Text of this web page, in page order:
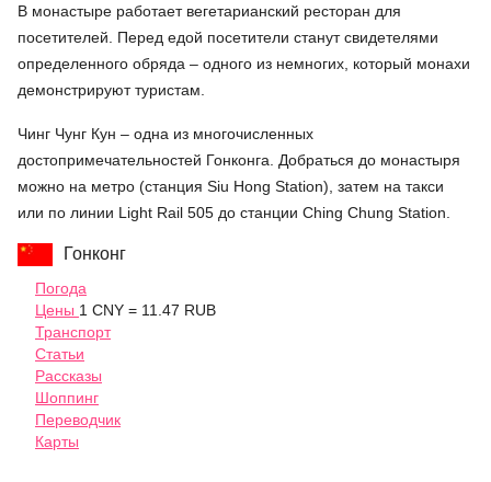
В монастыре работает вегетарианский ресторан для
посетителей. Перед едой посетители станут свидетелями
определенного обряда – одного из немногих, который монахи
демонстрируют туристам.
Чинг Чунг Кун – одна из многочисленных
достопримечательностей Гонконга. Добраться до монастыря
можно на метро (станция Siu Hong Station), затем на такси
или по линии Light Rail 505 до станции Ching Chung Station.
Гонконг
Погода
Цены 1 CNY = 11.47 RUB
Транспорт
Статьи
Рассказы
Шоппинг
Переводчик
Карты